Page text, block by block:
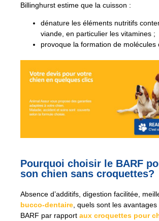
Billinghurst estime que la cuisson :
dénature les éléments nutritifs
viande, en particulier les vitamines ;
provoque la formation de molécules
Pourquoi choisir le BARF
son chien sans croquettes?
Absence d’additifs, digestion facilitée,
bucco-dentaire, quels sont les
BARF par rapport aux croquettes pour